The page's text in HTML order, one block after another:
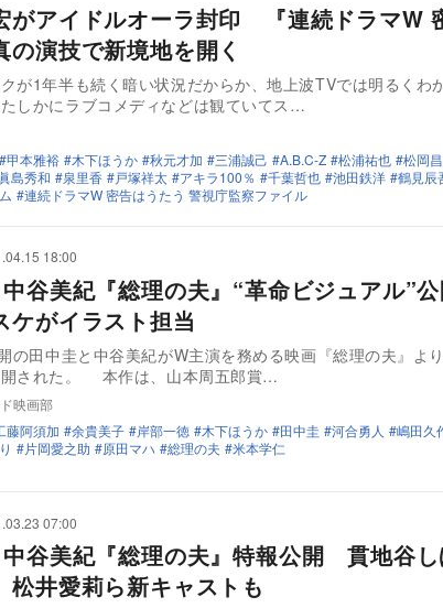
がアイドルオーラ封印 『連続ドラマW
の演技で新境地を開く
が1年半も続く暗い状況だからか、地上波TVでは明るくわ
しかにラブコメディなどは観ていてス…
甲本雅裕 木下ほうか 秋元才加 三浦誠己 A.B.C-Z 松浦祐也 松岡
眞島秀和 泉里香 戸塚祥太 アキラ100％ 千葉哲也 池田鉄洋 鶴見辰
連続ドラマW 密告はうたう 警視庁監察ファイル
18:00
谷美紀『総理の夫』“革命ビジュアル”
ケがイラスト担当
の田中圭と中谷美紀がW主演を務める映画『総理の夫』よ
開された。 本作は、山本周五郎賞…
映画部
藤阿須加 余貴美子 岸部一徳 木下ほうか 田中圭 河合勇人 嶋田久
片岡愛之助 原田マハ 総理の夫 米本学仁
07:00
谷美紀『総理の夫』特報公開 貫地谷
松井愛莉ら新キャストも